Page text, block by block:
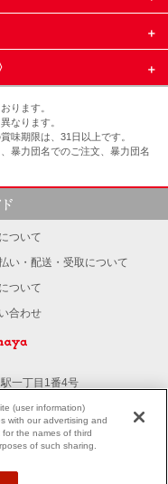
ります。
なります。
味期限は、31日以上です。
暴力団名でのご注文、暴力団名
ついて
い・配送・受取について
ついて
合わせ
一丁目1番4号
(user information)
with our advertising and
the names of third
of such sharing.